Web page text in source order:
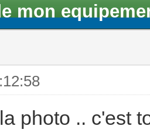
mon
photo .. c'est